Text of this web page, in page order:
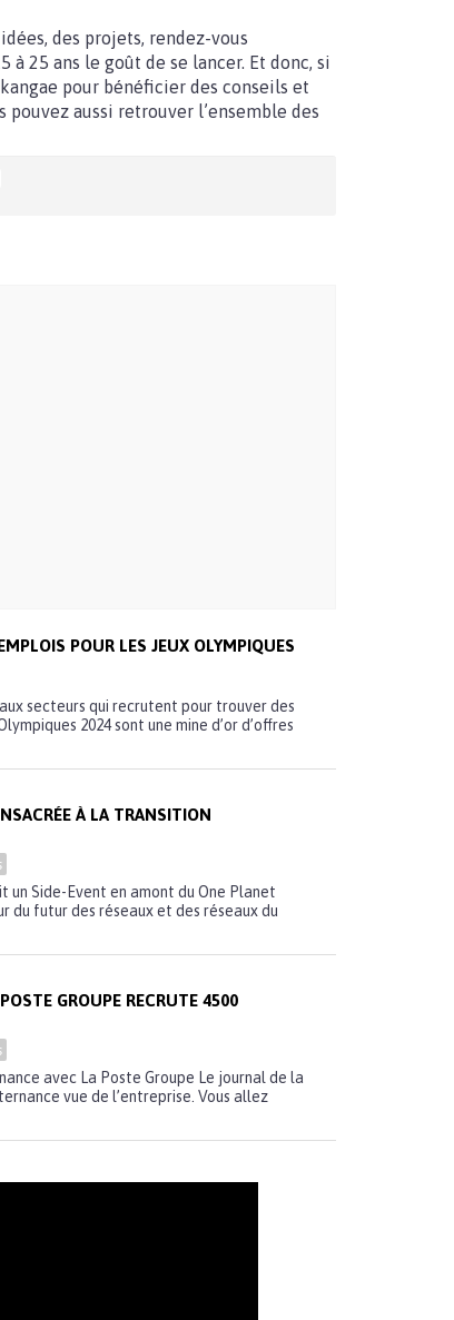
des projets, rendez-vous
à 25 ans le goût de se lancer. Et donc, si
pour bénéficier des conseils et
pouvez aussi retrouver l’ensemble des
POUR LES JEUX OLYMPIQUES
secteurs qui recrutent pour trouver des
2024 sont une mine d’or d’offres
À LA TRANSITION
un Side-Event en amont du One Planet
du futur des réseaux et des réseaux du
GROUPE RECRUTE 4500
avec La Poste Groupe Le journal de la
vue de l’entreprise. Vous allez